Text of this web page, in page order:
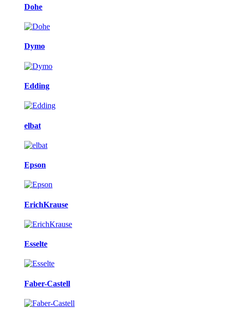
Dohe
Dymo
Edding
elbat
Epson
ErichKrause
Esselte
Faber-Castell